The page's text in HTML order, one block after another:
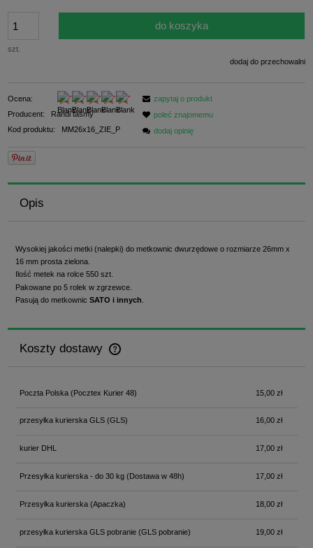
szt.
do koszyka
dodaj do przechowalni
Ocena:
Producent:
Randi taśmy
Kod produktu:
MM26x16_ZIE_P
zapytaj o produkt
poleć znajomemu
dodaj opinię
Opis
Wysokiej jakości metki (nalepki) do metkownic dwurzędowe o rozmiarze 26mm x
16 mm prosta zielona.
Ilość metek na rolce 550 szt.
Pakowane po 5 rolek w zgrzewce.
Pasują do metkownic SATO i innych
Koszty dostawy
Cena nie zawiera ewentualnych kosztów płatności
Poczta Polska(Pocztex Kurier 48) 15,00 zł
przesyłka kurierska GLS(GLS) 16,00 zł
kurier DHL 17,00 zł
Przesyłka kurierska - do 30 kg(Dostawa w 48h) 17,00 zł
Przesyłka kurierska (Apaczka) 18,00 zł
przesyłka kurierska GLS pobranie(GLS pobranie) 19,00 zł